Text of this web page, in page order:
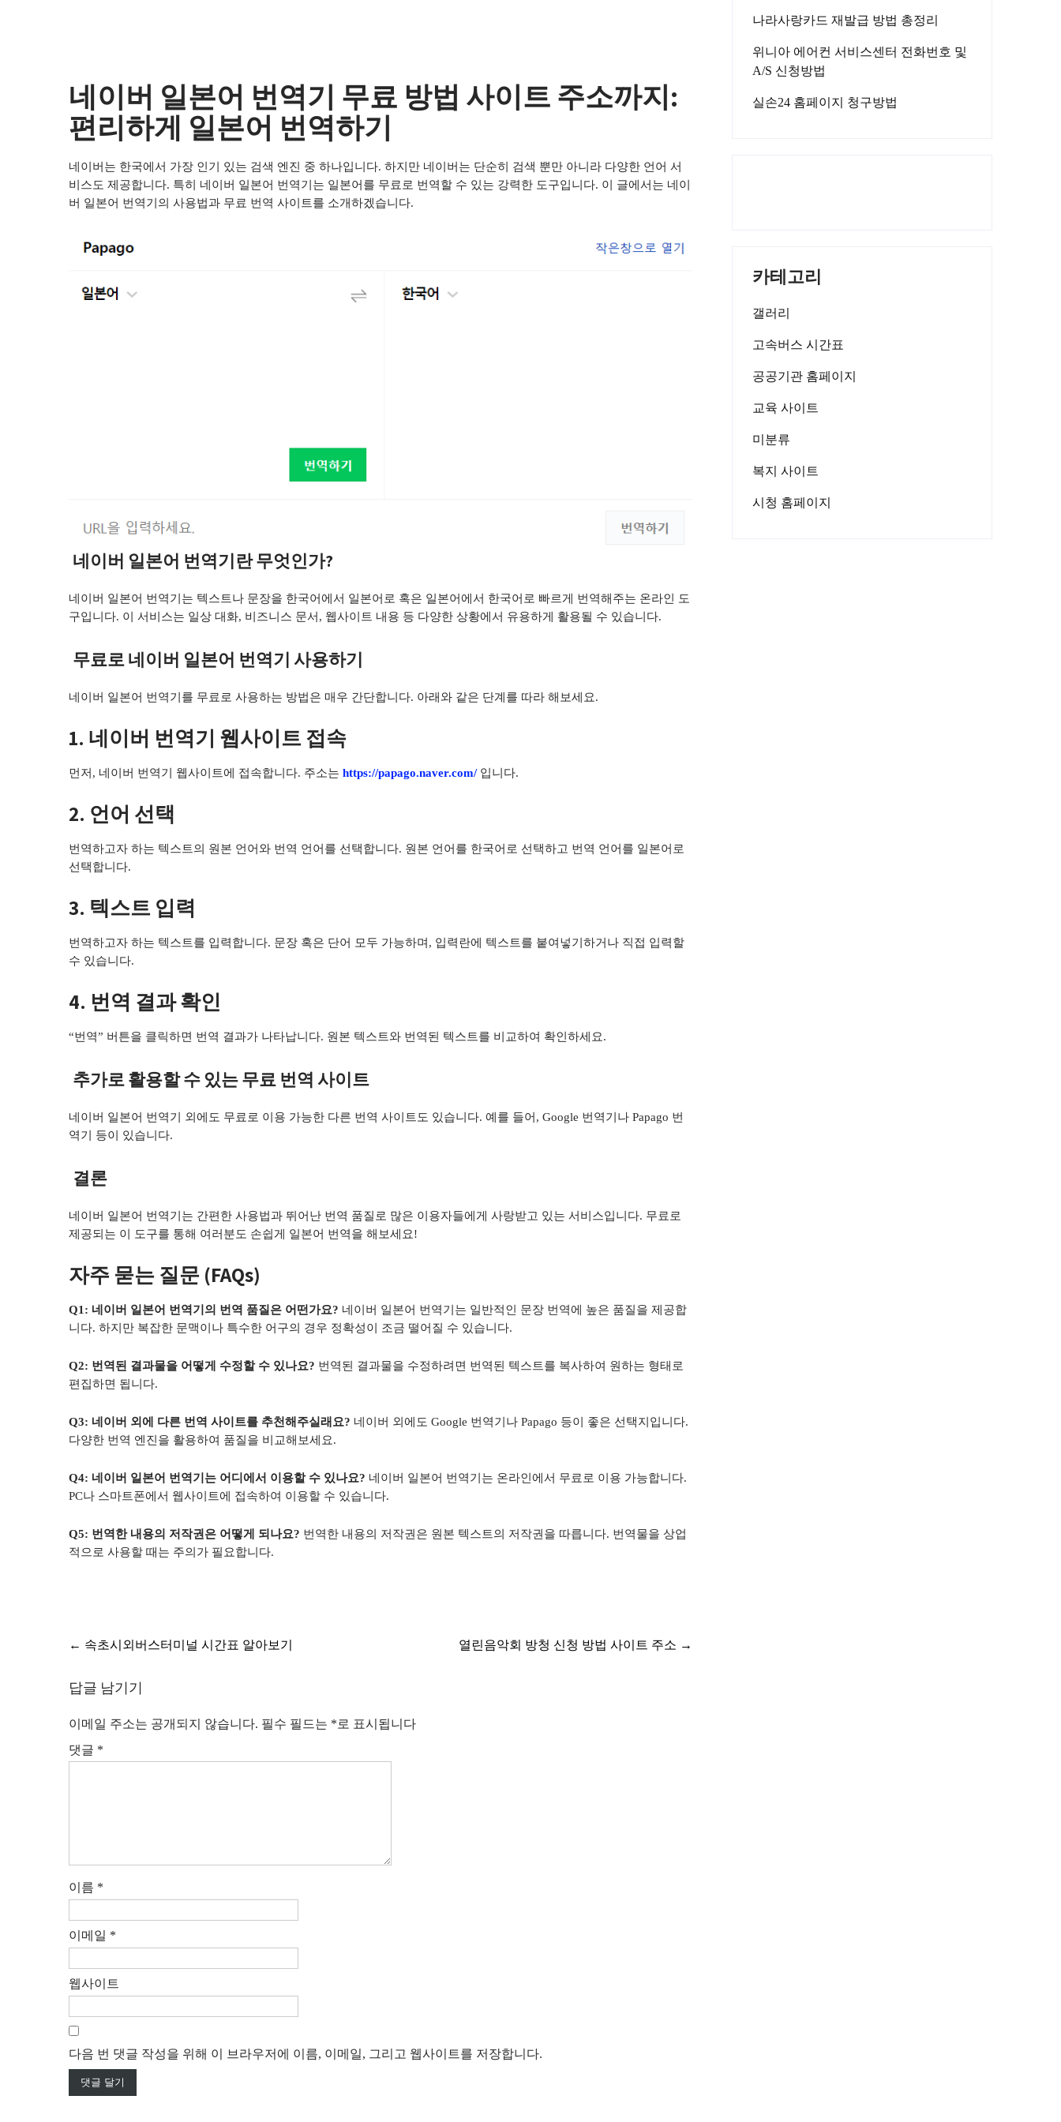
네이버 일본어 번역기 무료 방법 사이트 주소까지:
편리하게 일본어 번역하기
네이버는 한국에서 가장 인기 있는 검색 엔진 중 하나입니다. 하지만 네이버는 단순히 검색 뿐만 아니라 다양한 언어 서
비스도 제공합니다. 특히 네이버 일본어 번역기는 일본어를 무료로 번역할 수 있는 강력한 도구입니다. 이 글에서는 네이
버 일본어 번역기의 사용법과 무료 번역 사이트를 소개하겠습니다.
네이버 일본어 번역기란 무엇인가?
네이버 일본어 번역기는 텍스트나 문장을 한국어에서 일본어로 혹은 일본어에서 한국어로 빠르게 번역해주는 온라인 도
구입니다. 이 서비스는 일상 대화, 비즈니스 문서, 웹사이트 내용 등 다양한 상황에서 유용하게 활용될 수 있습니다.
무료로 네이버 일본어 번역기 사용하기
네이버 일본어 번역기를 무료로 사용하는 방법은 매우 간단합니다. 아래와 같은 단계를 따라 해보세요.
1. 네이버 번역기 웹사이트 접속
먼저, 네이버 번역기 웹사이트에 접속합니다. 주소는 https://papago.naver.com/입니다.
2. 언어 선택
번역하고자 하는 텍스트의 원본 언어와 번역 언어를 선택합니다. 원본 언어를 한국어로 선택하고 번역 언어를 일본어로
선택합니다.
3. 텍스트 입력
번역하고자 하는 텍스트를 입력합니다. 문장 혹은 단어 모두 가능하며, 입력란에 텍스트를 붙여넣기하거나 직접 입력할
수 있습니다.
4. 번역 결과 확인
“번역” 버튼을 클릭하면 번역 결과가 나타납니다. 원본 텍스트와 번역된 텍스트를 비교하여 확인하세요.
추가로 활용할 수 있는 무료 번역 사이트
네이버 일본어 번역기 외에도 무료로 이용 가능한 다른 번역 사이트도 있습니다. 예를 들어, Google 번역기나 Papago 번
역기 등이 있습니다.
결론
네이버 일본어 번역기는 간편한 사용법과 뛰어난 번역 품질로 많은 이용자들에게 사랑받고 있는 서비스입니다. 무료로
제공되는 이 도구를 통해 여러분도 손쉽게 일본어 번역을 해보세요!
자주 묻는 질문 (FAQs)
Q1: 네이버 일본어 번역기의 번역 품질은 어떤가요? 네이버 일본어 번역기는 일반적인 문장 번역에 높은 품질을 제공합
니다. 하지만 복잡한 문맥이나 특수한 어구의 경우 정확성이 조금 떨어질 수 있습니다.
Q2: 번역된 결과물을 어떻게 수정할 수 있나요? 번역된 결과물을 수정하려면 번역된 텍스트를 복사하여 원하는 형태로
편집하면 됩니다.
Q3: 네이버 외에 다른 번역 사이트를 추천해주실래요? 네이버 외에도 Google 번역기나 Papago 등이 좋은 선택지입니다.
다양한 번역 엔진을 활용하여 품질을 비교해보세요.
Q4: 네이버 일본어 번역기는 어디에서 이용할 수 있나요? 네이버 일본어 번역기는 온라인에서 무료로 이용 가능합니다.
PC나 스마트폰에서 웹사이트에 접속하여 이용할 수 있습니다.
Q5: 번역한 내용의 저작권은 어떻게 되나요? 번역한 내용의 저작권은 원본 텍스트의 저작권을 따릅니다. 번역물을 상업
적으로 사용할 때는 주의가 필요합니다.
글
색
← 속초시외버스터미널 시간표 알아보기 열린음악회 방청 신청 방법 사이트 주소 →
답글 남기기
이메일 주소는 공개되지 않습니다. 필수 필드는 * 로 표시됩니다
댓글 *
이름 *
이메일 *
웹사이트
다음 번 댓글 작성을 위해 이 브라우저에 이름, 이메일, 그리고 웹사이트를 저장합니다.
나라사랑카드 재발급 방법 총정리
위니아 에어컨 서비스센터 전화번호 및
A/S 신청방법
실손24 홈페이지 청구방법
카테고리
갤러리
고속버스 시간표
공공기관 홈페이지
교육 사이트
미분류
복지 사이트
시청 홈페이지